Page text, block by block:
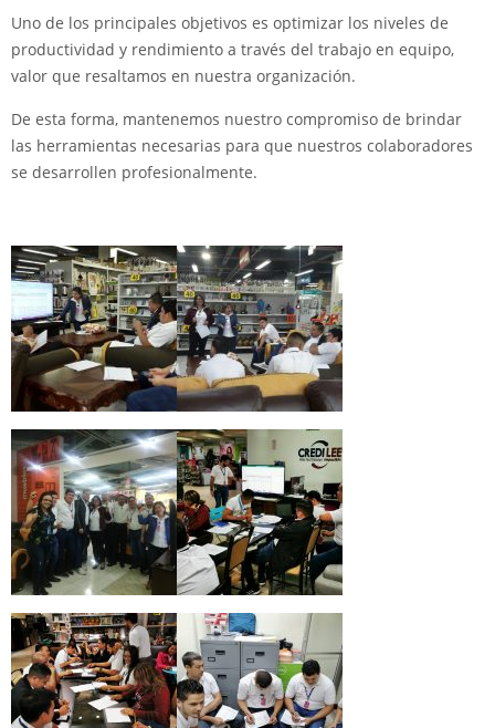
Uno de los principales objetivos es optimizar los niveles de
productividad y rendimiento a través del trabajo en equipo,
valor que resaltamos en nuestra organización.
De esta forma, mantenemos nuestro compromiso de brindar
las herramientas necesarias para que nuestros colaboradores
se desarrollen profesionalmente.